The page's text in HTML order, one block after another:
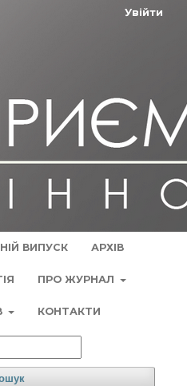
ВИПУСК АРХІВ
ПРО ЖУРНАЛ
КОНТАКТИ
Увійти